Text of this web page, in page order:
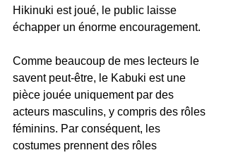
Hikinuki est joué, le public laisse
échapper un énorme encouragement.
Comme beaucoup de mes lecteurs le
savent peut-être, le Kabuki est une
pièce jouée uniquement par des
acteurs masculins, y compris des rôles
féminins. Par conséquent, les
costumes prennent des rôles